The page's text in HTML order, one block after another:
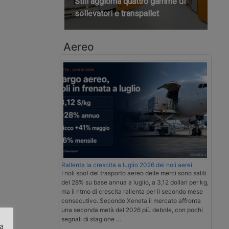
sollevatori e transpallet
Aereo
Rallenta la crescita a luglio 2026 dei noli aerei
I noli spot del trasporto aereo delle merci sono saliti
del 28% su base annua a luglio, a 3,12 dollari per kg,
ma il ritmo di crescita rallenta per il secondo mese
consecutivo. Secondo Xeneta il mercato affronta
una seconda metà del 2026 più debole, con pochi
segnali di stagione …